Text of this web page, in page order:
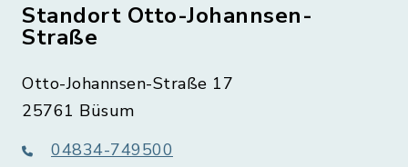
Standort Otto-Johannsen-
Straße
Otto-Johannsen-Straße 17
25761 Büsum
04834-749500